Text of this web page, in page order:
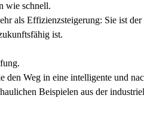
wie schnell.
als Effizienzsteigerung: Sie ist der
ist.
den Weg in eine intelligente und
Beispielen aus der